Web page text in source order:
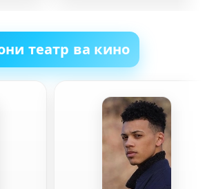
театр ва кино